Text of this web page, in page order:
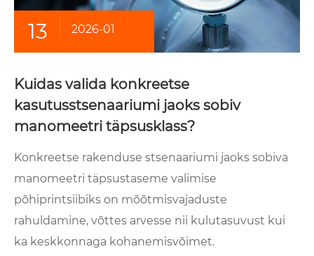
13 2026-01
Kuidas valida konkreetse
kasutusstsenaariumi jaoks sobiv
manomeetri täpsusklass?
Konkreetse rakenduse stsenaariumi jaoks sobiva
manomeetri täpsustaseme valimise
põhiprintsiibiks on mõõtmisvajaduste
rahuldamine, võttes arvesse nii kulutasuvust kui
ka keskkonnaga kohanemisvõimet.